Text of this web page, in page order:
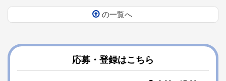
の一覧へ
テ
ン
ジ
の
応募・登録はこちら